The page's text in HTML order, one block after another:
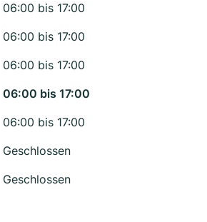
06:00 bis 17:00
06:00 bis 17:00
06:00 bis 17:00
06:00 bis 17:00
06:00 bis 17:00
Geschlossen
Geschlossen